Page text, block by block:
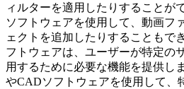
ィルターを適用したりすることが
ソフトウェアを使用して、動画フ
ェクトを追加したりすることもで
フトウェアは、ユーザーが特定の
用するために必要な機能を提供し
やCADソフトウェアを使用して、